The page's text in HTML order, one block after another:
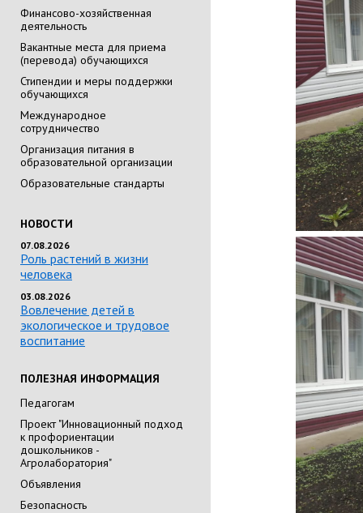
Финансово-хозяйственная
деятельность
Вакантные места для приема
(перевода) обучающихся
Стипендии и меры поддержки
обучающихся
Международное
сотрудничество
Организация питания в
образовательной организации
Образовательные стандарты
НОВОСТИ
07.08.2026
Роль растений в жизни
человека
03.08.2026
Вовлечение детей в
экологическое и трудовое
воспитание
ПОЛЕЗНАЯ ИНФОРМАЦИЯ
Педагогам
Проект "Инновационный подход
к профориентации
дошкольников -
Агролаборатория"
Объявления
Безопасность